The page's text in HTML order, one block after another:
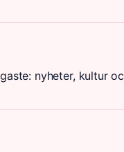
nyheter, kultur